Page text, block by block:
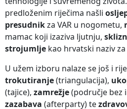
predloženim riječima našli
presudnikza VAR u nogometu,
mamac koji izaziva ljutnju,
strojumlje kao hrvatski naziv
U užem izboru nalaze se još i
trokutiranje(triangulacija),
(tajice), zamrežje(područje bez
zazabava (afterparty) te